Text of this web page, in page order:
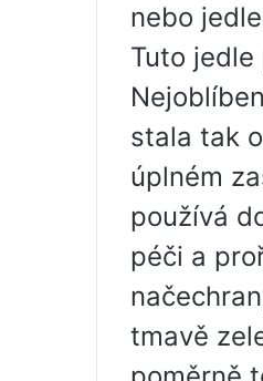
nebo
Tuto
stala tak
úplném
používá
péči a
tmavě